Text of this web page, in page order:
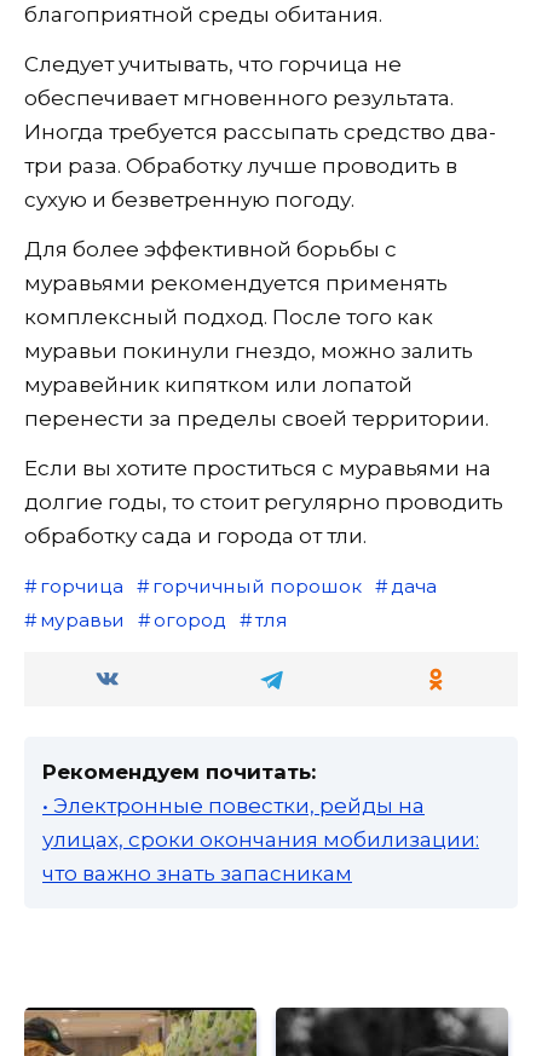
благоприятной среды обитания.
Следует учитывать, что горчица не
обеспечивает мгновенного результата.
Иногда требуется рассыпать средство два-
три раза. Обработку лучше проводить в
сухую и безветренную погоду.
Для более эффективной борьбы с
муравьями рекомендуется применять
комплексный подход. После того как
муравьи покинули гнездо, можно залить
муравейник кипятком или лопатой
перенести за пределы своей территории.
Если вы хотите проститься с муравьями на
долгие годы, то стоит регулярно проводить
обработку сада и города от тли.
горчица горчичный порошок
дача
муравьи
огород тля
Рекомендуем почитать:
• Электронные повестки, рейды на
улицах, сроки окончания мобилизации:
что важно знать запасникам